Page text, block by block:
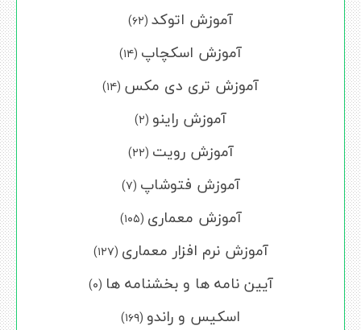
آموزش اتوکد (۶۲)
آموزش اسکچاپ (۱۴)
آموزش تری دی مکس (۱۴)
آموزش راینو (۲)
آموزش رویت (۲۲)
آموزش فتوشاپ (۷)
آموزش معماری (۱۰۵)
آموزش نرم افزار معماری (۱۲۷)
آیین نامه ها و بخشنامه ها (۰)
اسکیس و راندو (۱۶۹)